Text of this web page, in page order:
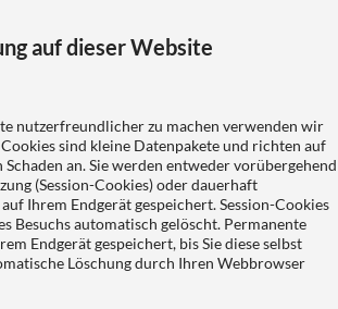
auf dieser Website
nutzerfreundlicher zu machen verwenden wir
Cookies sind kleine Datenpakete und richten auf
an. Sie werden entweder vorübergehend
(Session-Cookies) oder dauerhaft
Ihrem Endgerät gespeichert. Session-Cookies
Besuchs automatisch gelöscht. Permanente
Endgerät gespeichert, bis Sie diese selbst
Löschung durch Ihren Webbrowser